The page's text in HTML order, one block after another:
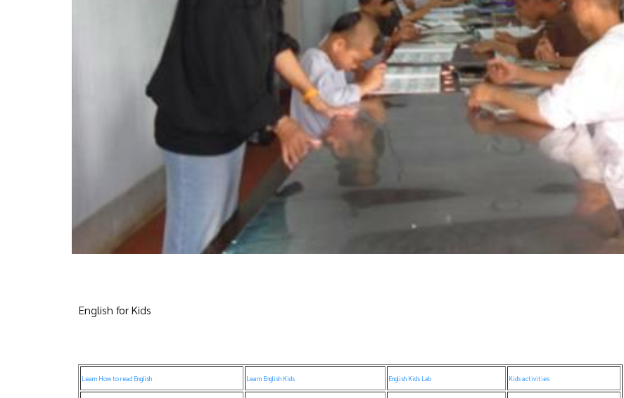
English for Kids
Learn How to read English Learn English Kids English Kids Lab Kids activities